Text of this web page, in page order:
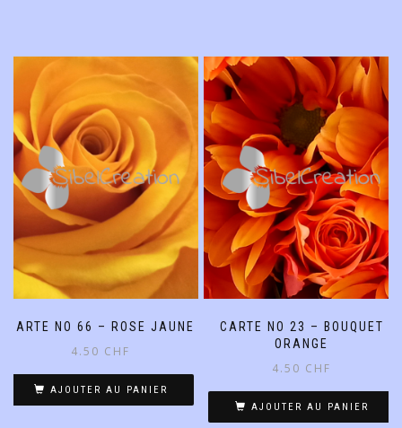
CARTE NO 66 – ROSE JAUNE
4.50 CHF
AJOUTER AU PANIER
CARTE NO 23 – BOUQUET
ORANGE
4.50 CHF
AJOUTER AU PANIER